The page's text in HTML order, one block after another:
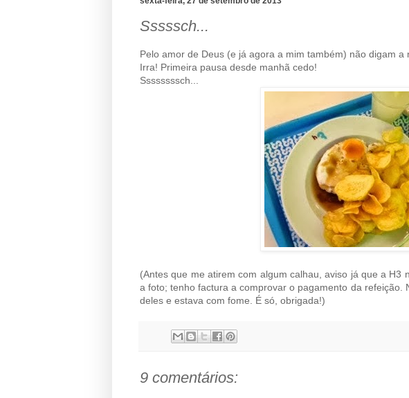
Sssssch...
Pelo amor de Deus (e já agora a mim também) não digam a
Irra! Primeira pausa desde manhã cedo!
Ssssssssch...
(Antes que me atirem com algum calhau, aviso já que a H3
a foto; tenho factura a comprovar o pagamento da refeição.
deles e estava com fome. É só, obrigada!)
9 comentários: